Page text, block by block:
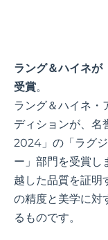
ラング＆ハイネ
受賞。
ラング＆ハイネ・
ディションが、
2024」の「ラグ
ー」部門を受賞し
越した品質を証明
の精度と美学に対
るものです。